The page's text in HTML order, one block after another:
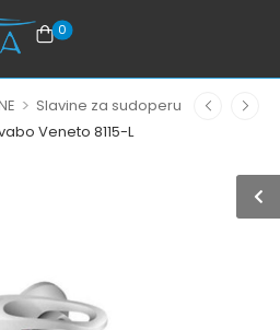
0
> Slavine za sudoperu
Veneto 8115-L